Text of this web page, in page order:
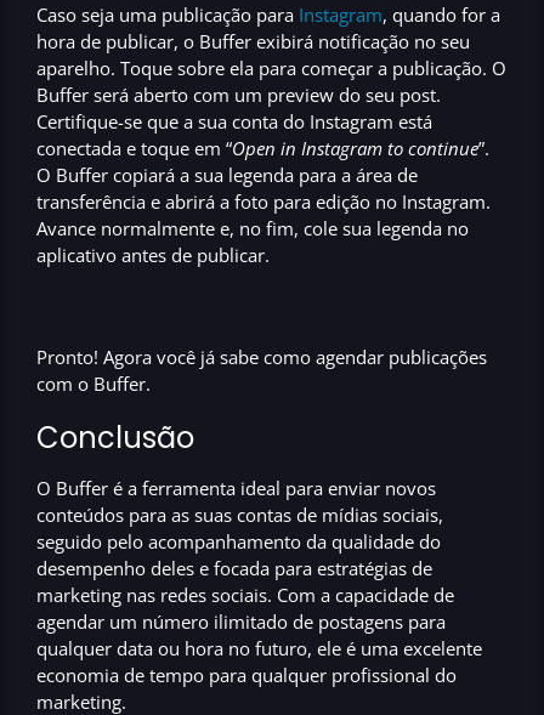
Caso seja uma publicação para Instagram, quando for a
hora de publicar, o Buffer exibirá notificação no seu
aparelho. Toque sobre ela para começar a publicação. O
Buffer será aberto com um preview do seu post.
Certifique-se que a sua conta do Instagram está
conectada e toque em “Open in Instagram to continue”.
O Buffer copiará a sua legenda para a área de
transferência e abrirá a foto para edição no Instagram.
Avance normalmente e, no fim, cole sua legenda no
aplicativo antes de publicar.
Pronto! Agora você já sabe como agendar publicações
com o Buffer.
Conclusão
O Buffer é a ferramenta ideal para enviar novos
conteúdos para as suas contas de mídias sociais,
seguido pelo acompanhamento da qualidade do
desempenho deles e focada para estratégias de
marketing nas redes sociais. Com a capacidade de
agendar um número ilimitado de postagens para
qualquer data ou hora no futuro, ele é uma excelente
economia de tempo para qualquer profissional do
marketing.